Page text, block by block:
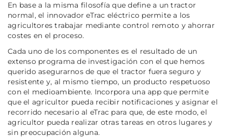
En base a la misma filosofía que define a un tractor
normal, el innovador eTrac eléctrico permite a los
agricultores trabajar mediante control remoto y ahorrar
costes en el proceso.
Cada uno de los componentes es el resultado de un
extenso programa de investigación con el que hemos
querido asegurarnos de que el tractor fuera seguro y
resistente y, al mismo tiempo, un producto respetuoso
con el medioambiente. Incorpora una app que permite
que el agricultor pueda recibir notificaciones y asignar el
recorrido necesario al eTrac para que, de este modo, el
agricultor pueda realizar otras tareas en otros lugares y
sin preocupación alguna.